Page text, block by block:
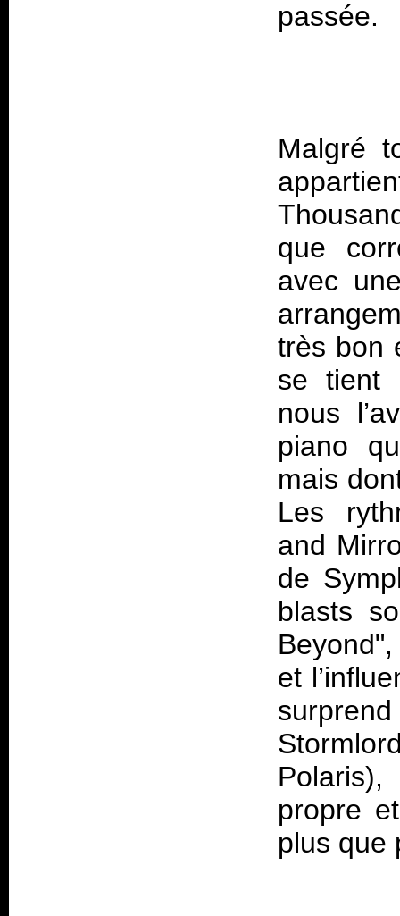
Malgré
que
avec
très bon
se tient
nous
piano
mais
Les
and
de
blasts
et
Polaris),
propre